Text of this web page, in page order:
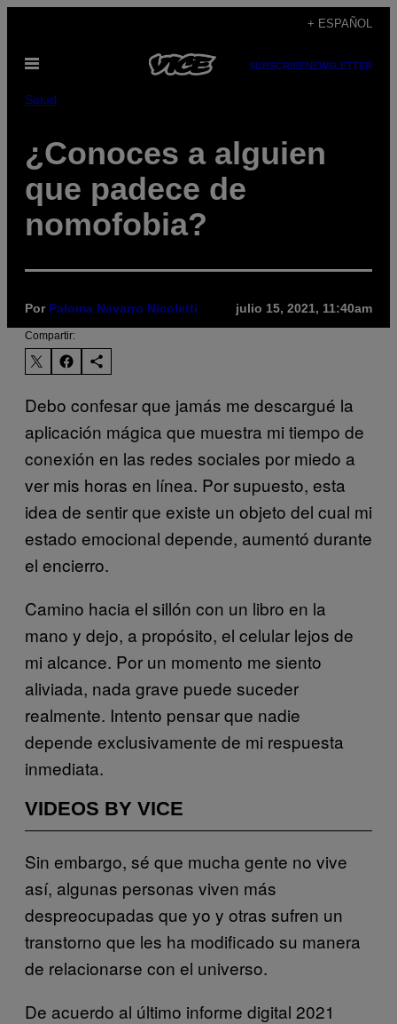
contenido
+ ESPAÑOL
Abrir
SUBSCRIBENEWSLETTER
Salud
¿Conoces a alguien
que padece de
nomofobia?
Por Paloma Navarro Nicoletti julio 15, 2021, 11:40am
Compartir:
Debo confesar que jamás me descargué la
aplicación mágica que muestra mi tiempo de
conexión en las redes sociales por miedo a
ver mis horas en línea. Por supuesto, esta
idea de sentir que existe un objeto del cual mi
estado emocional depende, aumentó durante
el encierro.
Camino hacia el sillón con un libro en la
mano y dejo, a propósito, el celular lejos de
mi alcance. Por un momento me siento
aliviada, nada grave puede suceder
realmente. Intento pensar que nadie
depende exclusivamente de mi respuesta
inmediata.
VIDEOS BY VICE
Sin embargo, sé que mucha gente no vive
así, algunas personas viven más
despreocupadas que yo y otras sufren un
transtorno que les ha modificado su manera
de relacionarse con el universo.
De acuerdo al último informe digital 2021